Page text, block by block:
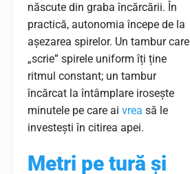
născute din graba încărcării. În
practică, autonomia începe de la
așezarea spirelor. Un tambur care
„scrie” spirele uniform îți ține
ritmul constant; un tambur
încărcat la întâmplare irosește
minutele pe care ai vrea să le
investești în citirea apei.
Metri pe tură și